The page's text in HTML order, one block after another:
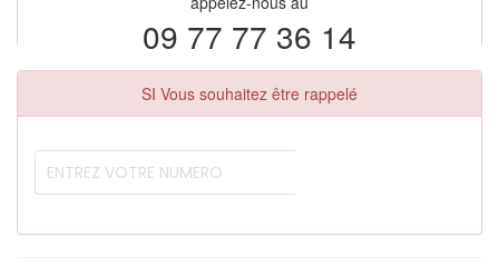
09 77 77 36 14
SI Vous souhaitez être rappelé